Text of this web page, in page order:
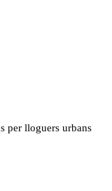
per lloguers urbans